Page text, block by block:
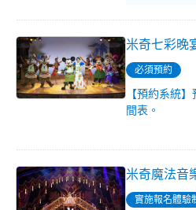
米奇七彩晚
必須預約
【預約系統
間表。
米奇魔法音
實施報名體驗